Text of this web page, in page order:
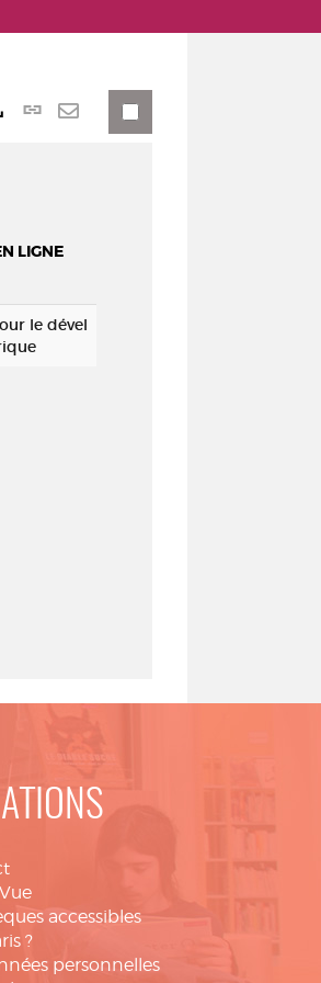
Lien
LIGNE
le dével
accessibles
?
personnelles